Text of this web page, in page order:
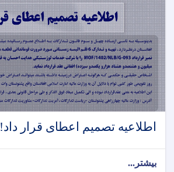
اطلاعیه تصمیم اعطای قرار داد!
بیشتر...